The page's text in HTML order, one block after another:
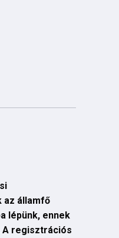
államfő
lépünk, ennek
A regisztrációs